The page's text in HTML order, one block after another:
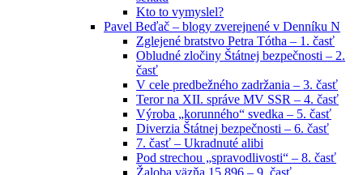
Kto to vymyslel?
Pavel Beďač – blogy zverejnené v Denníku N
Zglejené bratstvo Petra Tótha – 1. časť
Obludné zločiny Štátnej bezpečnosti – 2.
časť
V cele predbežného zadržania – 3. časť
Teror na XII. správe MV SSR – 4. časť
Výroba „korunného“ svedka – 5. časť
Diverzia Štátnej bezpečnosti – 6. časť
7. časť – Ukradnuté alibi
Pod strechou „spravodlivosti“ – 8. časť
Žaloba väzňa 15 896 – 9. časť